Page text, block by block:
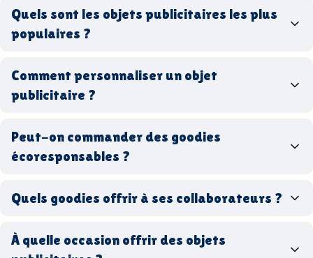
Quels sont les objets publicitaires les plus
populaires ?
stylos personnalisés
tote bags publicitaires
gourdes réutilisables
France Made in Europe goodies hi-tech
Comment personnaliser un objet
publicitaire ?
Peut-on commander des goodies
écoresponsables ?
goodies écologiques
recyclés, fabriqués en France ou en Europe,
biodégradables ou réutilisables
Quels goodies offrir à ses collaborateurs ?
entreprise
goodies utiles au bureau
À quelle occasion offrir des objets